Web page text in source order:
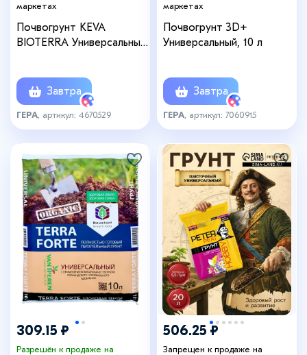
маркетах
Почвогрунт KEVA
BIOTERRA Универсальный,
Завтра
ГЕРА , артикул: 4670529
маркетах
Почвогрунт 3D+
Универсальный, 10 л
Завтра
ГЕРА , артикул: 7060915
309.15 ₽
Разрешён к продаже на
506.25 ₽
Запрещен к продаже на